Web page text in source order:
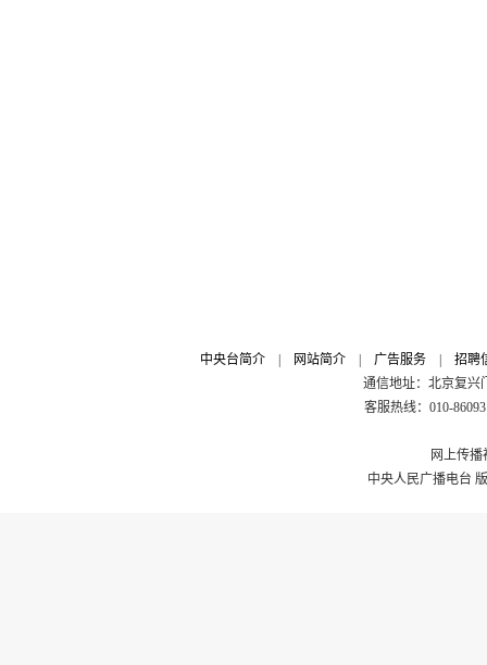
中央台简介 网站简介 广告服务
招聘
通信地址：北京复兴
客服热线：010-
网上传播
中央人民广播电台